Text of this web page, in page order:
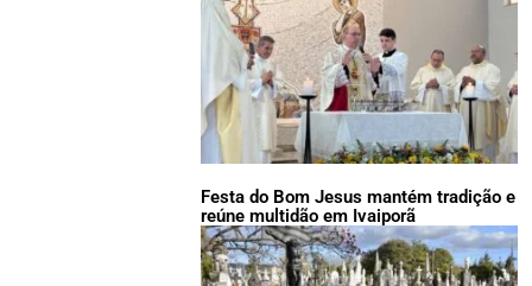
Festa do Bom Jesus mantém tradição e
reúne multidão em Ivaiporã